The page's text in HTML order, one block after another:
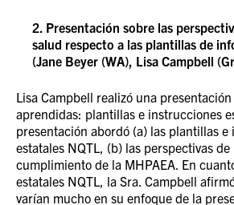
2. Presentación sobre las
salud respecto a las plantillas de
(Jane Beyer (WA), Lisa Campbell
Lisa Campbell realizó una
aprendidas: plantillas e instrucciones
presentación abordó (a) las plantillas
estatales NQTL, (b) las perspectivas de
cumplimiento de la MHPAEA. En
estatales NQTL, la Sra. Campbell
varían mucho en su enfoque de la